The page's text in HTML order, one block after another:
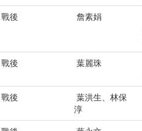
戰後 詹素娟
戰後 葉麗珠
戰後
葉洪生、林保
淳